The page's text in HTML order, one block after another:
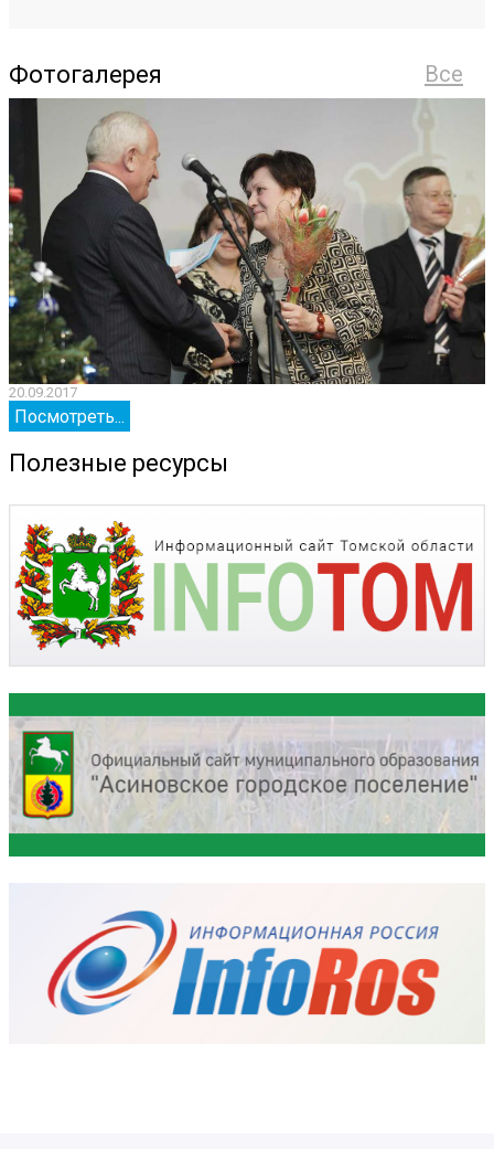
Все
Фотогалерея
20.09.2017
Посмотреть...
Полезные ресурсы